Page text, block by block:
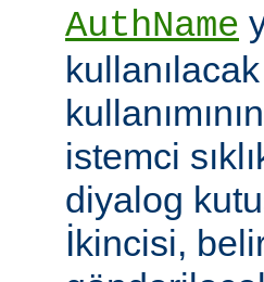
AuthName
kullanılacak
istemci
diyalog
İkincisi,